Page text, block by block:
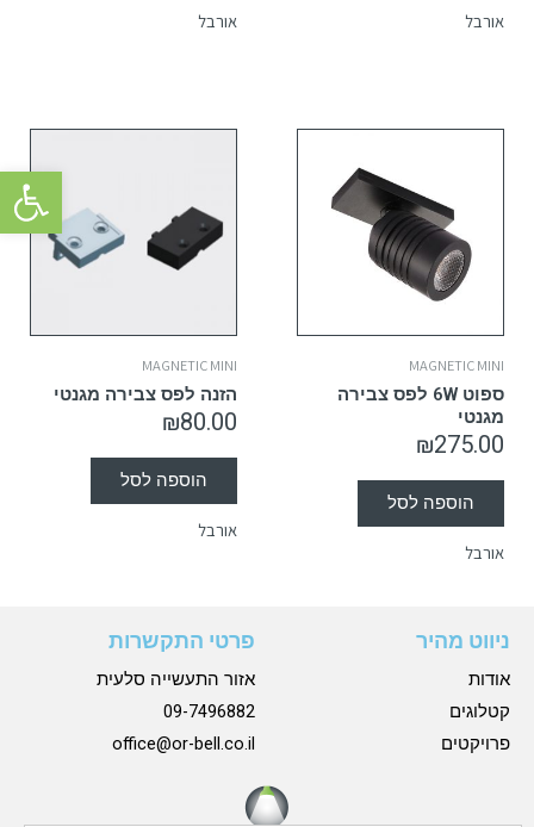
פתח
אורבל אורבל
MAGNETIC MINI
ספוט 6W לפס צבירה
מגנטי
₪275.00
הוספה לסל
אורבל
MAGNETIC MINI
הזנה לפס צבירה מגנטי
₪80.00
הוספה לסל
אורבל
ניווט מהיר
אודות
קטלוגים
פרויקטים
פרטי התקשרות
אזור התעשייה סלעית
09-7496882
office@or-bell.co.il